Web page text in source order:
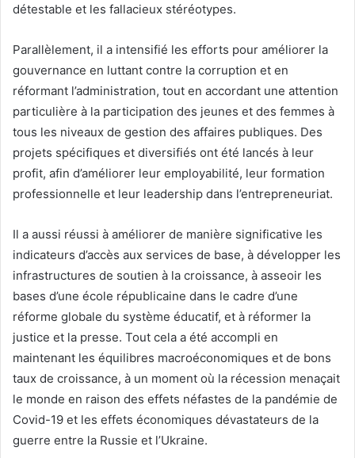
détestable et les fallacieux stéréotypes.
Parallèlement, il a intensifié les efforts pour améliorer la
gouvernance en luttant contre la corruption et en
réformant l’administration, tout en accordant une attention
particulière à la participation des jeunes et des femmes à
tous les niveaux de gestion des affaires publiques. Des
projets spécifiques et diversifiés ont été lancés à leur
profit, afin d’améliorer leur employabilité, leur formation
professionnelle et leur leadership dans l’entrepreneuriat.
Il a aussi réussi à améliorer de manière significative les
indicateurs d’accès aux services de base, à développer les
infrastructures de soutien à la croissance, à asseoir les
bases d’une école républicaine dans le cadre d’une
réforme globale du système éducatif, et à réformer la
justice et la presse. Tout cela a été accompli en
maintenant les équilibres macroéconomiques et de bons
taux de croissance, à un moment où la récession menaçait
le monde en raison des effets néfastes de la pandémie de
Covid-19 et les effets économiques dévastateurs de la
guerre entre la Russie et l’Ukraine.